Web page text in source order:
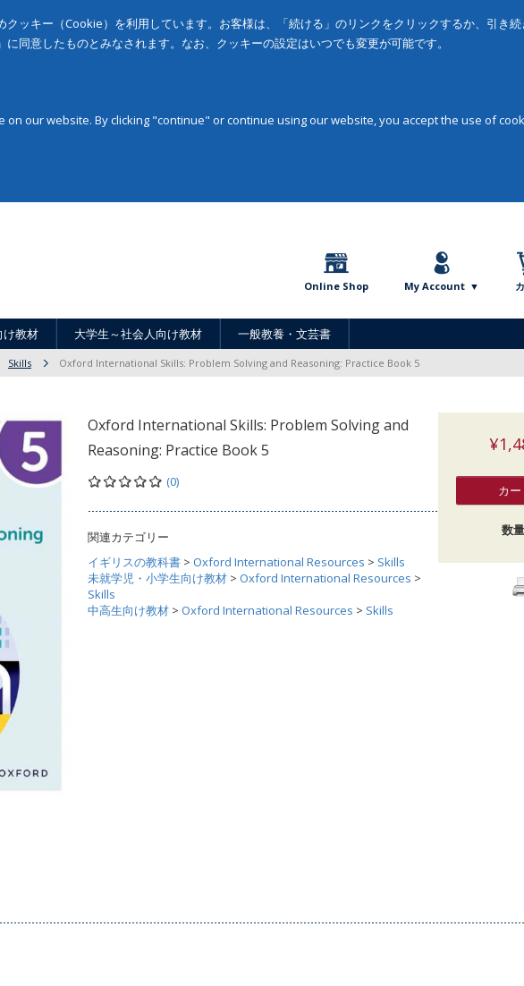
ッキー（Cookie）を利用しています。お客様は、「続ける」のリンクをクリックするか、引き
同意したものとみなされます。なお、クッキーの設定はいつでも変更が可能です。
our website. By clicking "continue" or continue using our website, you accept the use of
Online Shop My Account
け教材 大学生～社会人向け教材 一般教養・文芸書
Skills Oxford International Skills: Problem Solving and Reasoning: Practice Book 5
Oxford International Skills: Problem Solving and
Reasoning: Practice Book 5
(0)
関連カテゴリー
イギリスの教科書 > Oxford International Resources > Skills
未就学児・小学生向け教材 > Oxford International Resources >
Skills
中高生向け教材 > Oxford International Resources > Skills
カ
数量